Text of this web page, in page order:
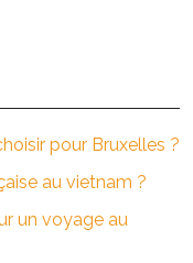
pour Bruxelles ?
au vietnam ?
un voyage au